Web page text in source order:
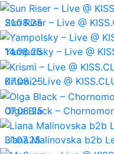
21.08.25
Sun Riser – Live @
14.08.25
Yampolsky – Live @
07.08.25
Krismi – Live @
07.08.25
Olga Black –
31.07.25
Liana Malinovska b2b